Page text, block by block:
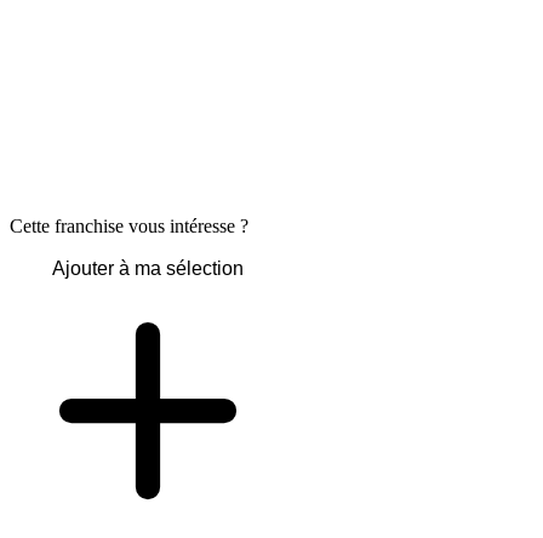
Cette franchise vous intéresse ?
Ajouter à ma sélection